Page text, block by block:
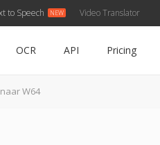
to Speech Video Translator
OCR API Pricing
W64